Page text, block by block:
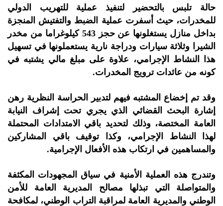
حالة تلبس بالتحضير لتنفيذ عملية للتهريب الدولي
للمخدرات، حيث أسفرت عملية الضبط والتفتيش المنجزة
بداخل منازل يستغلونها عن حجز 543 كيلوغراما من مخدر
الشيرا وثلاثة سيارات ودراجة نارية يستعملونها في تسهيل
هذا النشاط الإجرامي، علاوة على مبلغ مالي يشتبه في
كونه من عائدات ترويج المخدرات.
وقد تم إخضاع المشتبه فيهم لتدبير الحراسة النظرية رهن
إشارة البحث القضائي الذي يجري تحت إشراف النيابة
العامة المختصة، وذلك لتحديد باقي الامتدادات المحتملة
لهذا النشاط الإجرامي، وكذا توقيف باقي المشاركين
والمساهمين في ارتكاب هذه الأفعال الإجرامية.
وتندرج هذه العملية الأمنية في سياق المجهودات المكثفة
والمتواصلة التي تبذلها مصالح المديرية العامة للأمن
الوطني والمديرية العامة لمراقبة التراب الوطني، لمكافحة